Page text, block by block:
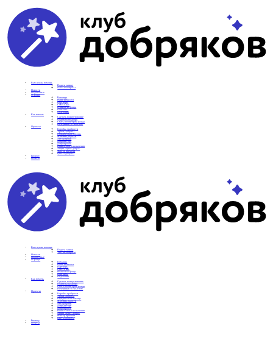
Вам нужна помощь
Подать заявку
Частые вопросы
Новости
Подопечные
О фонде
Команда
Наши ценности
Партнеры
СМИ о нас
Реквизиты фонда
Контакты
Отделения
Как помочь
Сделать пожертвование
Подписка на добро
Стать волонтером фонда
Вечеринки со смыслом
Проекты
Коробка храбрости
Уроки Доброты
Юридическая помощь
Мамины радости
Автодобряки
Добрый торт
Добропробег
Няни особого назначения
Акция «Букет добра»
Фактор времени
Цветы доброты
Бизнесу
Отчеты
Вам нужна помощь
Подать заявку
Частые вопросы
Новости
Подопечные
О фонде
Команда
Наши ценности
Партнеры
СМИ о нас
Реквизиты фонда
Контакты
Отделения
Как помочь
Сделать пожертвование
Подписка на добро
Стать волонтером фонда
Вечеринки со смыслом
Проекты
Коробка храбрости
Уроки Доброты
Юридическая помощь
Мамины радости
Автодобряки
Добрый торт
Добропробег
Няни особого назначения
Акция «Букет добра»
Фактор времени
Цветы доброты
Бизнесу
Отчеты